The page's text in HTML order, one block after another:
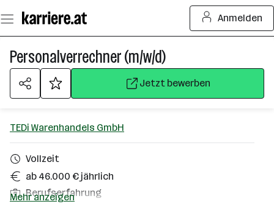
Seiteninhalt
springen
Anmelden
Personalverrechner (m/w/d)
Jetzt bewerben
TEDi Warenhandels GmbH
Vollzeit
ab 46.000 € jährlich
Berufserfahrung
Mehr anzeigen